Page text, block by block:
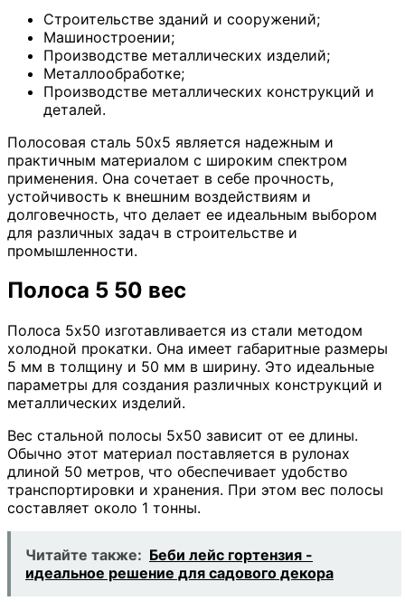
Строительстве зданий и сооружений;
Машиностроении;
Производстве металлических изделий;
Металлообработке;
Производстве металлических конструкций и
деталей.
Полосовая сталь 50х5 является надежным и
практичным материалом с широким спектром
применения. Она сочетает в себе прочность,
устойчивость к внешним воздействиям и
долговечность, что делает ее идеальным выбором
для различных задач в строительстве и
промышленности.
Полоса 5 50 вес
Полоса 5х50 изготавливается из стали методом
холодной прокатки. Она имеет габаритные размеры
5 мм в толщину и 50 мм в ширину. Это идеальные
параметры для создания различных конструкций и
металлических изделий.
Вес стальной полосы 5х50 зависит от ее длины.
Обычно этот материал поставляется в рулонах
длиной 50 метров, что обеспечивает удобство
транспортировки и хранения. При этом вес полосы
составляет около 1 тонны.
Читайте также: Беби лейс гортензия -
идеальное решение для садового декора